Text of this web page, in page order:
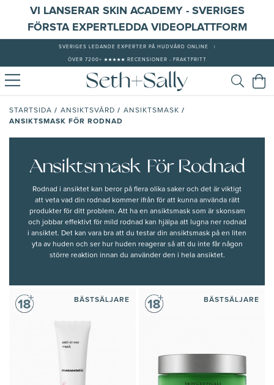
VI LANSERAR SKIN ACADEMY - SVERIGES
FÖRSTA EXPERTLEDDA VIDEOPLATTFORM
SVERIGES LEDANDE EXPERTER PÅ HUDVÅRD ONLINE
ÖVER 7200+ ★★★★★ RECENSIONER - FRAKTFRITT
STARTSIDA / ANSIKTSVÅRD / ANSIKTSMASK /
ANSIKTSMASK FÖR RODNAD
Ansiktsmask För Rodnad
Rodnad i ansiktet kan beror på flera olika saker och det är viktigt
att veta vad din rodnad kommer ifrån för att kunna använda rätt
produkter för ditt problem. Att ha en ansiktsmasksom är skonsam
och jobbar effektivt för mild rodnad kan hjälpa att lugna ner rodnad
i ansiktet. Det kan vara bra att du testar din ansiktsmask på en liten
yta av huden och ser hur huden reagerar så att du inte får någon
större reaktion innan du använder den i hela ansiktet.
BÄSTSÄLJARE BÄSTSÄLJARE